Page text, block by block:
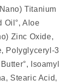
Titanium
Oil°, Aloe
Zinc Oxide,
Polyglyceryl-3
Isoamyl
Stearic Acid,